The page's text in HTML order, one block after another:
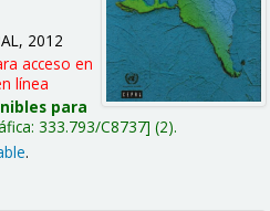
2012
acceso en
línea
para
333.793/C8737 (2).
.